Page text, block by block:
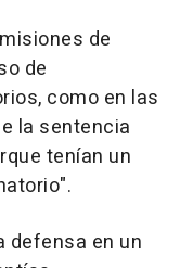
de
de
como en las
la sentencia
tenían un
defensa en un